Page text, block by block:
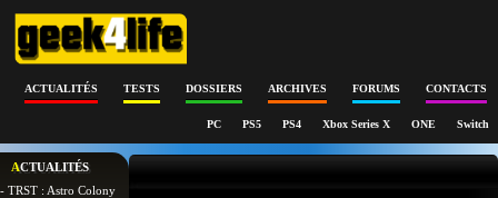
ACTUALITÉS TESTS DOSSIERS ARCHIVES FORUMS CONTACTS
PC PS5 PS4 Xbox Series X ONE Switch
ACTUALITÉS
- TRST : Astro Colony